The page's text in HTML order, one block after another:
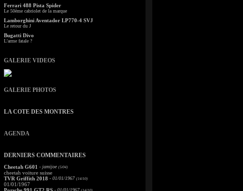
Ferrari 488 Pista Spider
Le 50ème cabriolet de la marque
Lamborghini Aventador LP770-4 SVJ
Le retour du J
Bugatti Divo
L'arme fatale ?
GALERIE VIDEOS
GALERIE PHOTOS
LA COTE DES MONTRES
AGENDA
DERNIERS COMMENTAIRES
Cheetah G601 - jamijoe (5/04)
cheetah voiture suisse
TVR Griffith 2018 - 01/01/1967 (14/10)
01/01/1967
- 01/01/1967